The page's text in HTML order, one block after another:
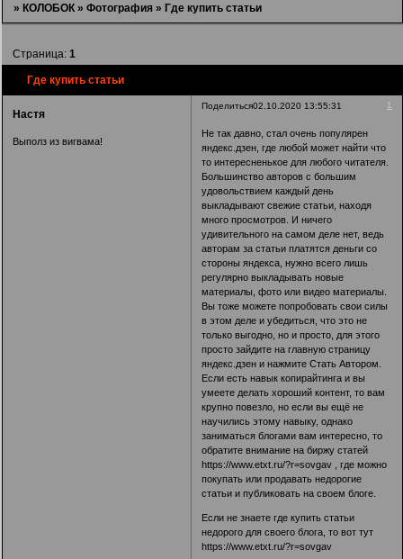
»КОЛОБОК »Фотография »Где купить статьи
Где купить статьи
Страница:1
Поделиться 1
02.10.2020 13:55:31
Настя
Выполз из вигвама!
Не так давно, стал очень популярен
яндекс.дзен, где любой может найти что
то интересненькое для любого читателя.
Большинство авторов с большим
удовольствием каждый день
выкладывают свежие статьи, находя
много просмотров. И ничего
удивительного на самом деле нет, ведь
авторам за статьи платятся деньги со
стороны яндекса, нужно всего лишь
регулярно выкладывать новые
материалы, фото или видео материалы.
Вы тоже можете попробовать свои силы
в этом деле и убедиться, что это не
только выгодно, но и просто, для этого
просто зайдите на главную страницу
яндекс.дзен и нажмите Стать Автором.
Если есть навык копирайтинга и вы
умеете делать хороший контент, то вам
крупно повезло, но если вы ещё не
научились этому навыку, однако
заниматься блогами вам интересно, то
обратите внимание на биржу статей
https://www.etxt.ru/?r=sovgav , где можно
покупать или продавать недорогие
статьи и публиковать на своем блоге.
Если не знаете где купить статьи
недорого для своего блога, то вот тут
https://www.etxt.ru/?r=sovgav